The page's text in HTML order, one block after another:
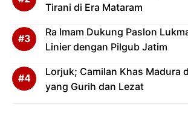
Tirani di Era Mataram
Ra Imam Dukung Paslon
Linier dengan Pilgub Jatim
Lorjuk; Camilan Khas Madura
yang Gurih dan Lezat